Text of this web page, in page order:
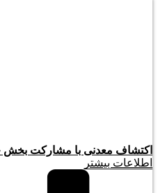
اکتشاف معدنی با مشارکت
اطلاعات بیشتر